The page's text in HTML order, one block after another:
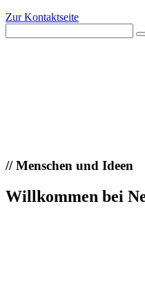
Zur Kontaktseite
//Menschen und Ideen
Willkommen bei